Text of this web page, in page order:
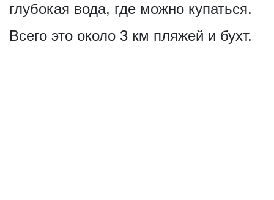
глубокая вода, где можно купаться.
Всего это около 3 км пляжей и бухт.